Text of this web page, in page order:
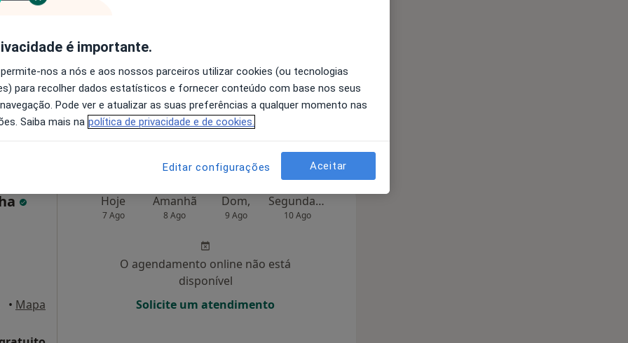
Solicite um atendimento
• Mapa
Hoje
7 Ago
Amanhã
8 Ago
Dom,
9 Ago
Segunda-feira
10 Ago
O agendamento online não está
disponível
Solicite um atendimento
é importante.
nos a nós e aos nossos parceiros utilizar cookies (ou tecnologias
para recolher dados estatísticos e fornecer conteúdo com base nos seus
Pode ver e atualizar as suas preferências a qualquer momento nas
Saiba mais na política de privacidade e de cookies.
Editar configurações Aceitar